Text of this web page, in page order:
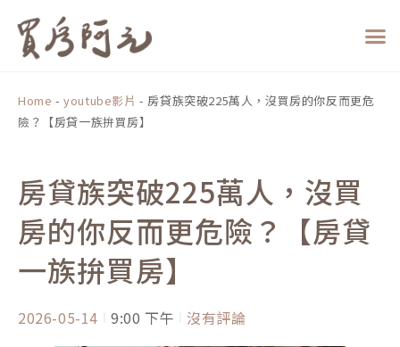
Home -youtube影片 -房貸族突破225萬人，沒買房的你反而更危
險？【房貸一族拚買房】
房貸族突破225萬人，沒買
房的你反而更危險？【房貸
一族拚買房】
2026-05-14 9:00 下午 沒有評論